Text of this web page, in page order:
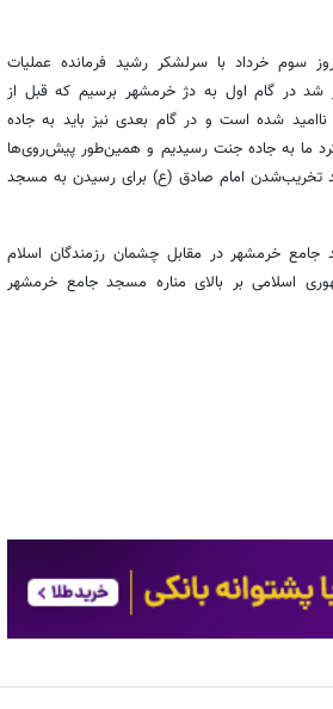
سوم خرداد با سرلشکر رشید فرمانده عملیات
شد در گام اول به دژ خرمشهر برسیم که قبل از
شده است و در گام بعدی نیز باید به جاده
ما به جاده جنت رسیدیم و همین‌طور پیش‌روی‌ها
تخریب‌شدن امام صادق (ع) برای رسیدن به مسجد
خرمشهر در مقابل چشمان رزمندگان اسلام
11 ماه پرچم مقدس جمهوری اسلامی بر بالای مناره مسجد جامع خرمشهر